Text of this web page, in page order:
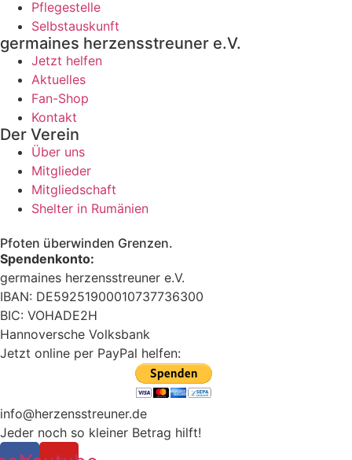
Pflegestelle
Selbstauskunft
germaines herzensstreuner e.V.
Jetzt helfen
Aktuelles
Fan-Shop
Kontakt
Der Verein
Über uns
Mitglieder
Mitgliedschaft
Shelter in Rumänien
Pfoten überwinden Grenzen.
Spendenkonto:
germaines herzensstreuner e.V.
IBAN: DE59251900010737736300
BIC: VOHADE2H
Hannoversche Volksbank
Jetzt online per PayPal helfen:
info@herzensstreuner.de
Jeder noch so kleiner Betrag hilft!